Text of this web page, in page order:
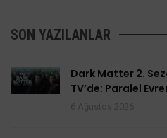
SON YAZILANLAR
Dark Matter 2.
TV’de: Paralel